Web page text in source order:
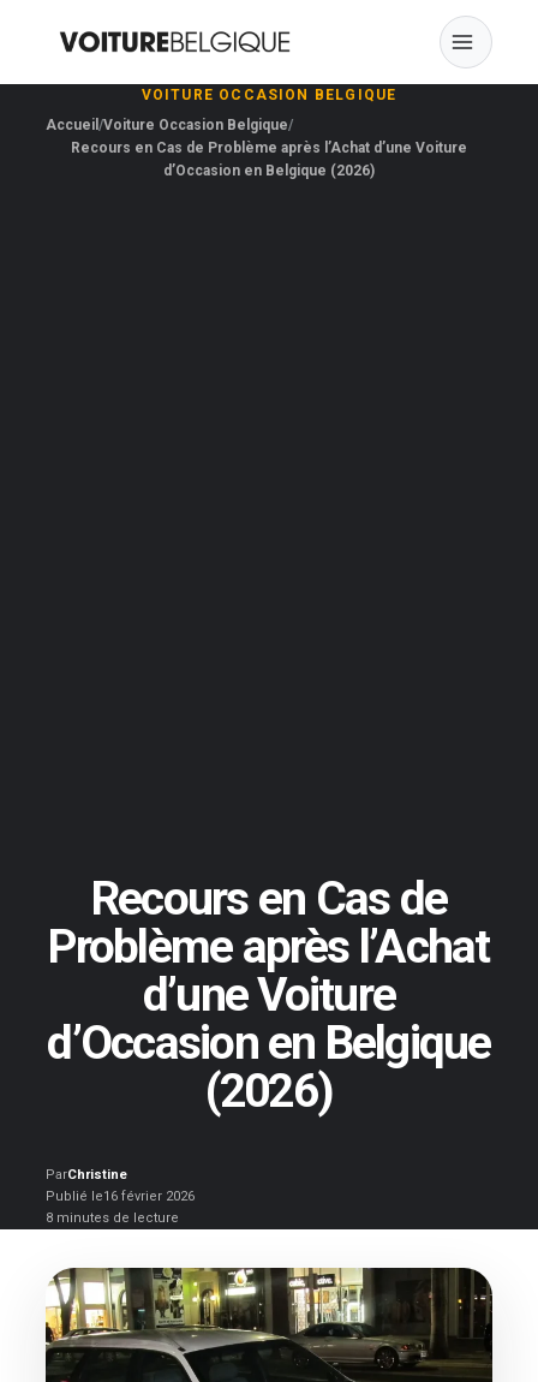
VOITURE OCCASION BELGIQUE
Accueil Voiture Occasion Belgique
Recours en Cas de Problème après l’Achat d’une Voiture
d’Occasion en Belgique (2026)
Recours en Cas de
Problème après l’Achat
d’une Voiture
d’Occasion en Belgique
(2026)
ParChristine
Publié le16 février 2026
8 minutes de lecture